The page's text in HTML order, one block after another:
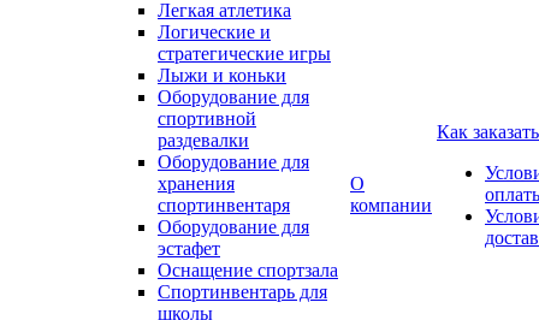
Легкая атлетика
Логические и
стратегические игры
Лыжи и коньки
Оборудование для
спортивной
раздевалки
Оборудование для
хранения
спортинвентаря
Оборудование для
эстафет
Оснащение спортзала
Спортинвентарь для
школы
О
компании
Как